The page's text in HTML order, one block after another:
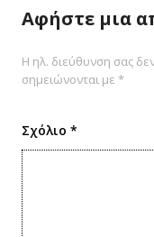
Αφήστε μια
Η ηλ. διεύθυνση σας
σημειώνονται με *
Σχόλιο *